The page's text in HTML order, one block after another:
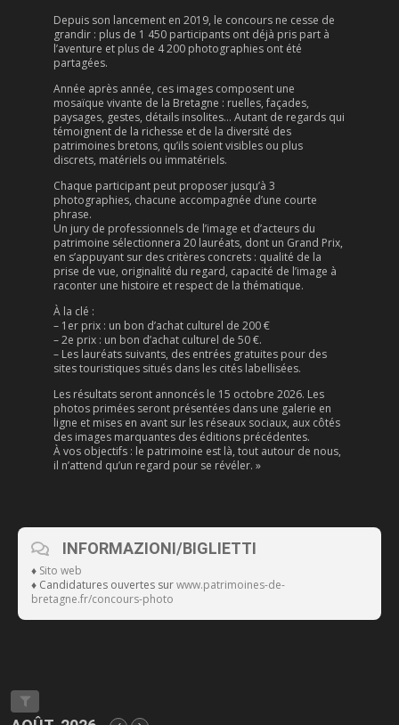
Depuis son lancement en 2019, le concours ne cesse de
grandir : plus de 1 450 participants ont déjà pris part à
l’aventure et plus de 4 200 photographies ont été
partagées.
Année après année, ces images composent une
mosaïque vivante de la Bretagne : ruelles, façades,
paysages, gestes, détails insolites… Autant de regards qui
témoignent de la richesse et de la diversité des
patrimoines bretons, qu’ils soient visibles ou plus
discrets, matériels ou immatériels.
Chaque participant peut proposer jusqu’à 3
photographies, chacune accompagnée d’une courte
phrase.
Un jury de professionnels de l’image et d’acteurs du
patrimoine sélectionnera 20 lauréats, dont un Grand Prix,
en s’appuyant sur des critères concrets : qualité de la
prise de vue, originalité du regard, capacité de l’image à
raconter une histoire et respect de la thématique.
À la clé :
– 1er prix : un bon d’achat culturel de 200 €
– 2e prix : un bon d’achat culturel de 50 €.
– Les lauréats suivants, des entrées gratuites pour des
sites touristiques situés dans les cités labellisées.
Les résultats seront annoncés le 15 octobre 2026. Les
photos primées seront présentées dans une galerie en
ligne et mises en avant sur les réseaux sociaux, aux côtés
des images marquantes des éditions précédentes.
À vos objectifs : le patrimoine est là, tout autour de nous,
il n’attend qu’un regard pour se révéler. »
INFORMAZIONI/BIGLIETTI
♦ Sito web
♦ Candidatures ouvertes surwww.patrimoines-de-
bretagne.fr/concours-photo